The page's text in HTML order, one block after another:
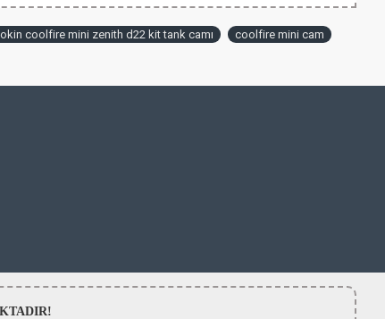
coolfire mini zenith d22 kit tank camı coolfire mini cam